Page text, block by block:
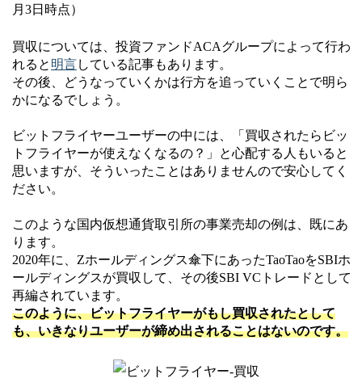
月3日時点）
買収については、投資ファンドACAグループによって行わ
れると 明言している記事もあります。
その後、どうなっていくかは行方を追っていくことで明ら
かになるでしょう。
ビットフライヤーユーザーの中には、「買収されたらビッ
トフライヤーが使えなくなるの？」と心配する人もいると
思いますが、そういったことはありませんので安心してく
ださい。
このような国内仮想通貨取引所の事業売却の例は、既にあ
ります。
2020年に、Zホールディングス傘下にあったTaoTaoをSBIホ
ールディングスが買収して、その後SBI VCトレードとして
再編されています。
このように、ビットフライヤーがもし買収されたとして
も、いきなりユーザーが締め出されることはないのです。